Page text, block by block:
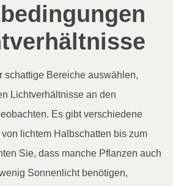
schattige Bereiche auswählen,
Lichtverhältnisse an den
Es gibt verschiedene
lichtem Halbschatten bis zum
Sie, dass manche Pflanzen auch
Sonnenlicht benötigen,